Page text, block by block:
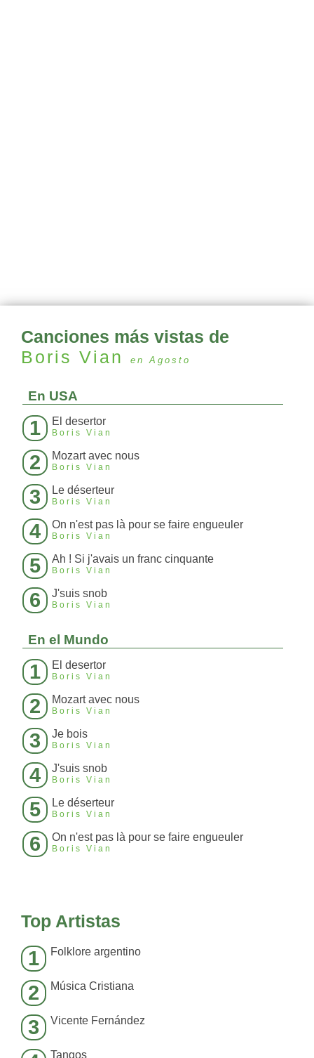
Canciones más vistas de
Boris Vian
en Agosto
En USA
1 El desertor
Boris Vian
2 Mozart avec nous
Boris Vian
3 Le déserteur
Boris Vian
4 On n'est pas là pour se faire engueuler
Boris Vian
5 Ah ! Si j'avais un franc cinquante
Boris Vian
6 J'suis snob
Boris Vian
En el Mundo
1 El desertor
Boris Vian
2 Mozart avec nous
Boris Vian
3 Je bois
Boris Vian
4 J'suis snob
Boris Vian
5 Le déserteur
Boris Vian
6 On n'est pas là pour se faire engueuler
Boris Vian
Top Artistas
1 Folklore argentino
2 Música Cristiana
3 Vicente Fernández
Tangos